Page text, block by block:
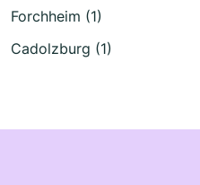
Forchheim (1)
Cadolzburg (1)